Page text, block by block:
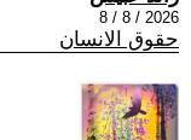
2026 / 8 / 8
حقوق الانسان